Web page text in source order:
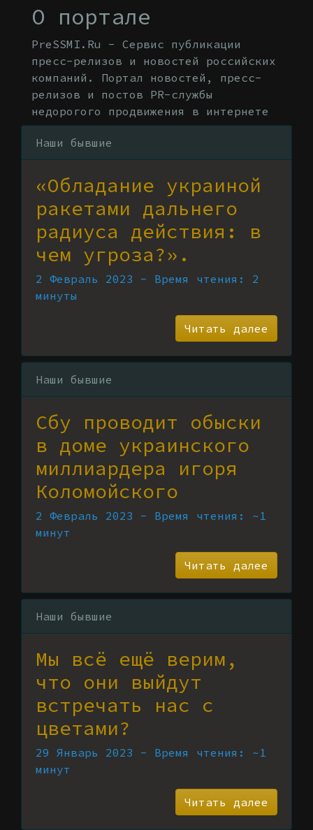
О портале
PreSSMI.Ru - Сервис публикации
пресс-релизов и новостей российских
компаний. Портал новостей, пресс-
релизов и постов PR-службы
недорогого продвижения в интернете
Наши бывшие
«Обладание украиной
ракетами дальнего
радиуса действия: в
чем угроза?».
2 Февраль 2023 - Время чтения: 2
минуты
Читать далее
Наши бывшие
Сбу проводит обыски
в доме украинского
миллиардера игоря
Коломойского
2 Февраль 2023 - Время чтения: ~1
минут
Читать далее
Наши бывшие
Мы всё ещё верим,
что они выйдут
встречать нас с
цветами?
29 Январь 2023 - Время чтения: ~1
минут
Читать далее